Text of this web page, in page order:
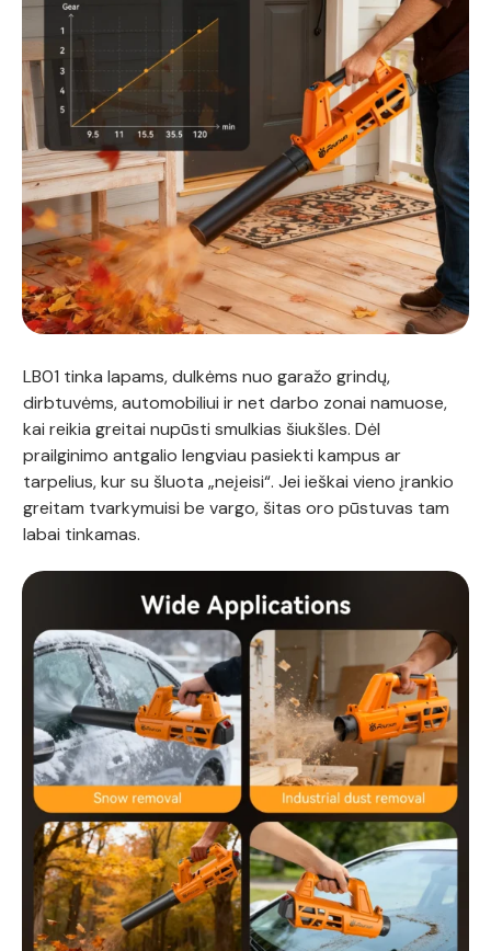
LB01 tinka lapams, dulkėms nuo garažo grindų,
dirbtuvėms, automobiliui ir net darbo zonai namuose,
kai reikia greitai nupūsti smulkias šiukšles. Dėl
prailginimo antgalio lengviau pasiekti kampus ar
tarpelius, kur su šluota „neįeisi“. Jei ieškai vieno įrankio
greitam tvarkymuisi be vargo, šitas oro pūstuvas tam
labai tinkamas.